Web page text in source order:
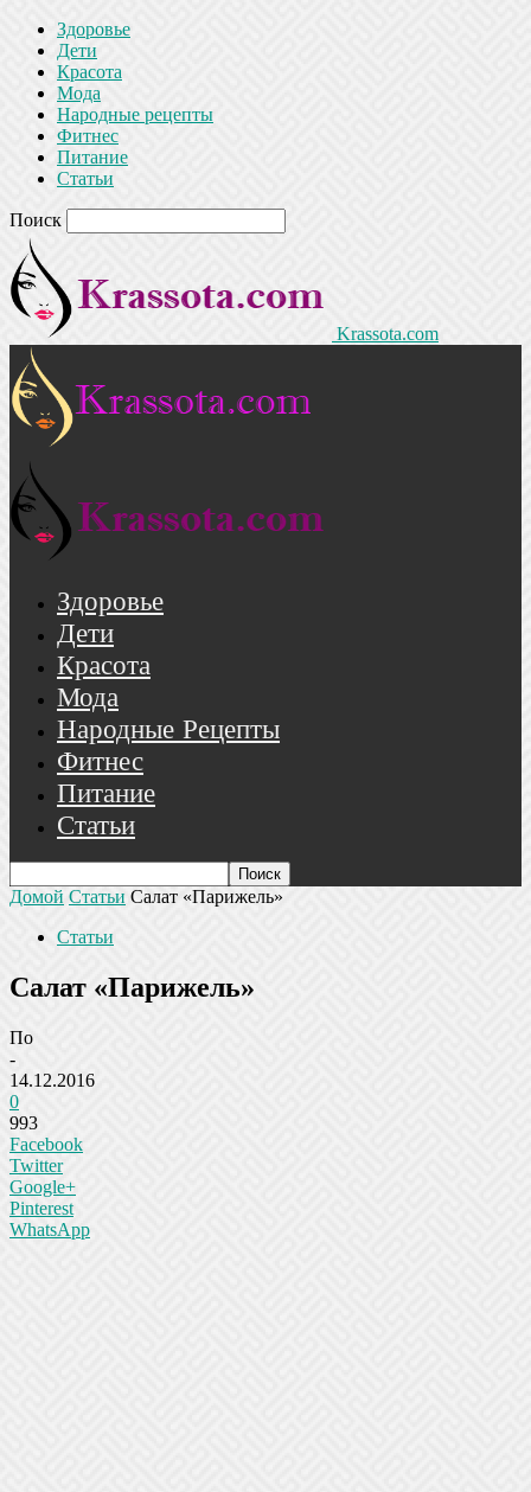
Здоровье
Дети
Красота
Мода
Народные рецепты
Фитнес
Питание
Статьи
Поиск
Krassota.com
Здоровье
Дети
Красота
Мода
Народные Рецепты
Фитнес
Питание
Статьи
Домой Статьи Салат «Парижель»
Статьи
Салат «Парижель»
По
-
14.12.2016
0
993
Facebook
Twitter
Google+
Pinterest
WhatsApp